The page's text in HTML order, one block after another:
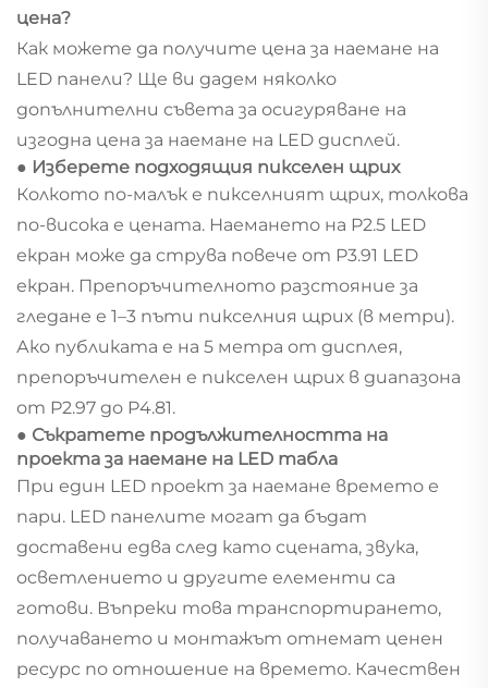
цена?
Как можете да получите цена за наемане на
LED панели? Ще ви дадем няколко
допълнителни съвета за осигуряване на
изгодна цена за наемане на LED дисплей.
● Изберете подходящия пикселен щрих
Колкото по-малък е пикселният щрих, толкова
по-висока е цената. Наемането на P2.5 LED
екран може да струва повече от P3.91 LED
екран. Препоръчителното разстояние за
гледане е 1–3 пъти пикселния щрих (в метри).
Ако публиката е на 5 метра от дисплея,
препоръчителен е пикселен щрих в диапазона
от P2.97 до P4.81.
● Съкратете продължителността на
проекта за наемане на LED табла
При един LED проект за наемане времето е
пари. LED панелите могат да бъдат
доставени едва след като сцената, звука,
осветлението и другите елементи са
готови. Въпреки това транспортирането,
получаването и монтажът отнемат ценен
ресурс по отношение на времето. Качествен